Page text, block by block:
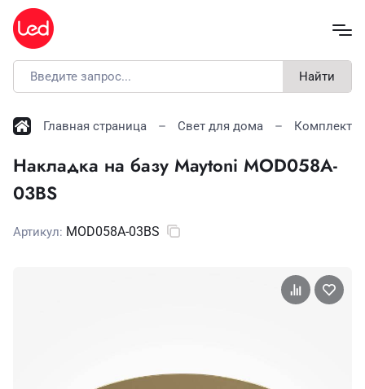
Найти
Главная страница Свет для дома
Накладка на базу Maytoni MOD058A-
03BS
Артикул: MOD058A-03BS